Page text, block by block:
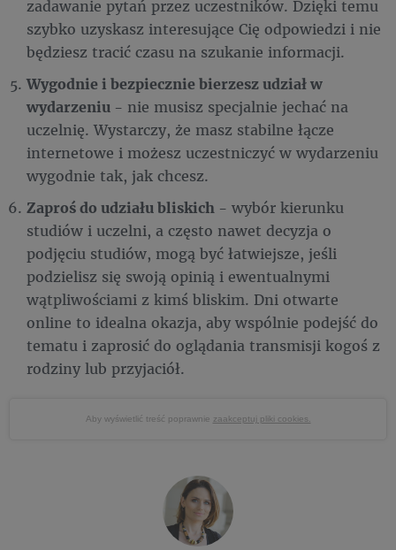
zadawanie pytań przez uczestników. Dzięki temu
szybko uzyskasz interesujące Cię odpowiedzi i nie
będziesz tracić czasu na szukanie informacji.
Wygodnie i bezpiecznie bierzesz udział w
wydarzeniu - nie musisz specjalnie jechać na
uczelnię. Wystarczy, że masz stabilne łącze
internetowe i możesz uczestniczyć w wydarzeniu
wygodnie tak, jak chcesz.
Zaproś do udziału bliskich - wybór kierunku
studiów i uczelni, a często nawet decyzja o
podjęciu studiów, mogą być łatwiejsze, jeśli
podzielisz się swoją opinią i ewentualnymi
wątpliwościami z kimś bliskim. Dni otwarte
online to idealna okazja, aby wspólnie podejść do
tematu i zaprosić do oglądania transmisji kogoś z
rodziny lub przyjaciół.
Aby wyświetlić treść poprawnie zaakceptuj pliki cookies.